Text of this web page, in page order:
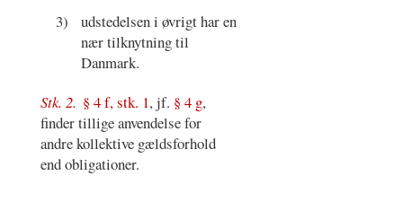
3)
udstedelsen i øvrigt har en
nær tilknytning til
Danmark.
Stk. 2. § 4 f, stk. 1, jf. § 4 g,
finder tillige anvendelse for
andre kollektive gældsforhold
end obligationer.